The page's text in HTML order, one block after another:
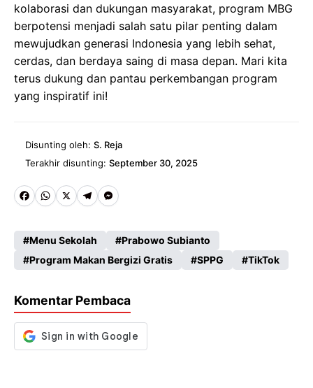
kolaborasi dan dukungan masyarakat, program MBG
berpotensi menjadi salah satu pilar penting dalam
mewujudkan generasi Indonesia yang lebih sehat,
cerdas, dan berdaya saing di masa depan. Mari kita
terus dukung dan pantau perkembangan program
yang inspiratif ini!
Disunting oleh: S. Reja
Terakhir disunting: September 30, 2025
Fa
b
o
k
W
ts
A
p
X
Te
gr
a
M
n
er
Menu Sekolah
Prabowo Subianto
Program Makan Bergizi Gratis
SPPG TikTok
Komentar Pembaca